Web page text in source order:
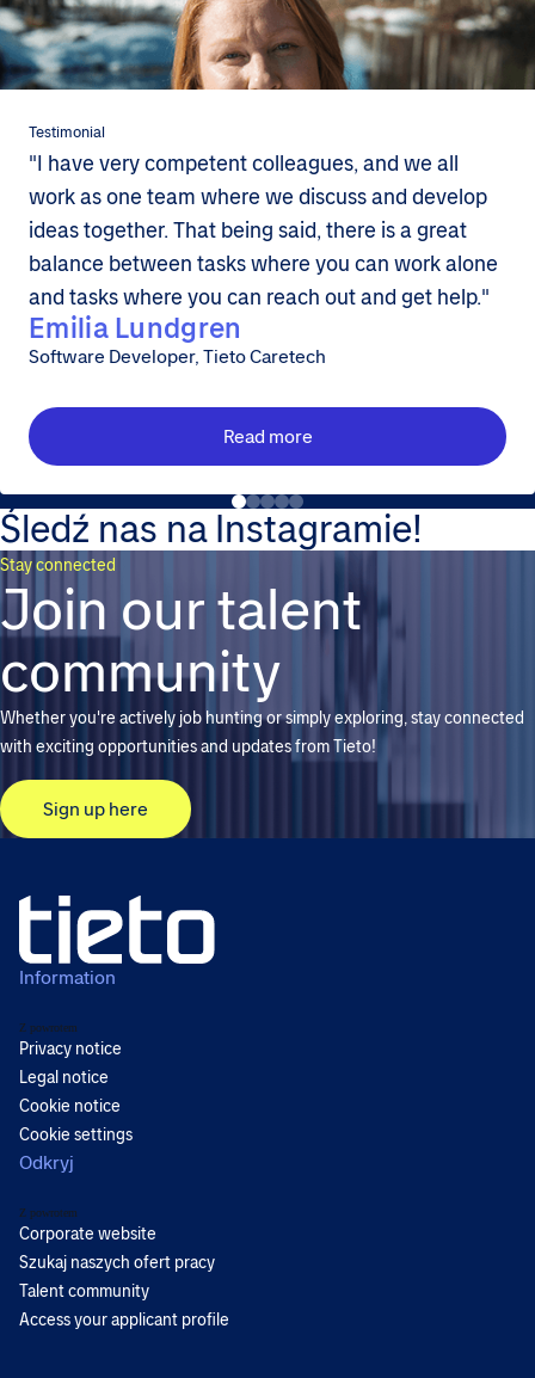
Testimonial
"I have very competent colleagues, and we all
work as one team where we discuss and develop
ideas together. That being said, there is a great
balance between tasks where you can work alone
and tasks where you can reach out and get help."
Emilia Lundgren
Software Developer, Tieto Caretech
Read more
Śledź nas na Instagramie!
Stay connected
Join our talent
community
Whether you're actively job hunting or simply exploring, stay connected
with exciting opportunities and updates from Tieto!
Sign up here
Information
Z powrotem
Privacy notice
Legal notice
Cookie notice
Cookie settings
Odkryj
Z powrotem
Corporate website
Szukaj naszych ofert pracy
Talent community
Access your applicant profile